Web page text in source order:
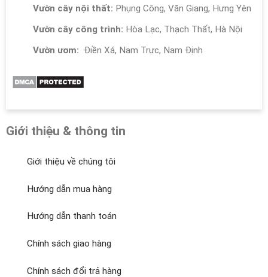
Vườn cây nội thất: Phụng Công, Văn Giang, Hưng Yên
Vườn cây công trình: Hòa Lạc, Thạch Thất, Hà Nội
Vườn ươm: Điền Xá, Nam Trực, Nam Định
Giới thiệu & thông tin
Giới thiệu về chúng tôi
Hướng dẫn mua hàng
Hướng dẫn thanh toán
Chính sách giao hàng
Chính sách đổi trả hàng